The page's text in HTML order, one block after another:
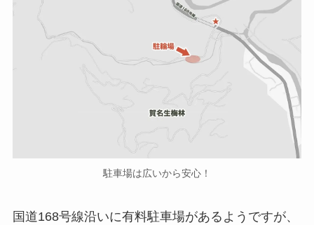
駐車場は広いから安心！
国道168号線沿いに有料駐車場があるようですが、